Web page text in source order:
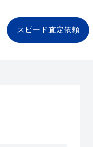
スピード査定依頼